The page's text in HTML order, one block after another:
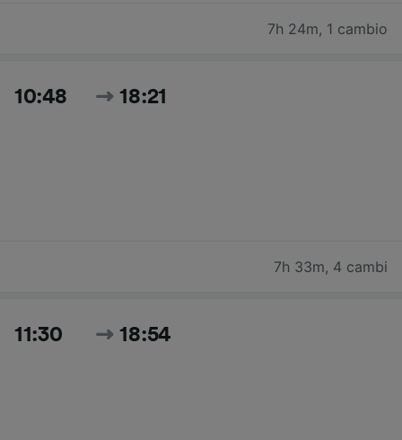
7h 24m, 1 cambio
10:48 18:21
7h 33m, 4 cambi
11:30 18:54